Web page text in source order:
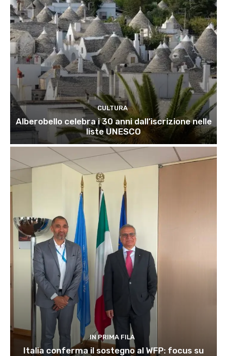
CULTURA
Alberobello celebra i 30 anni dall’iscrizione nelle
liste UNESCO
IN PRIMA FILA
Italia conferma il sostegno al WFP: focus su